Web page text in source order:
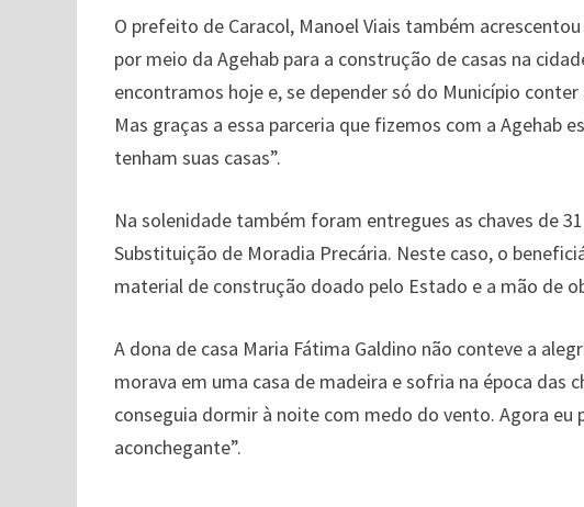
O prefeito de Caracol, Manoel Viais também
por meio da Agehab para a construção de casas na
encontramos hoje e, se depender só do Município
Mas graças a essa parceria que fizemos com a Agehab
tenham suas casas”.
Na solenidade também foram entregues as chaves de
Substituição de Moradia Precária. Neste caso, o
material de construção doado pelo Estado e a mão de
A dona de casa Maria Fátima Galdino não conteve a
morava em uma casa de madeira e sofria na época das
conseguia dormir à noite com medo do vento. Agora eu
aconchegante”.